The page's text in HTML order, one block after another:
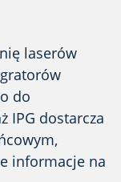
laserów
do
IPG dostarcza
informacje na